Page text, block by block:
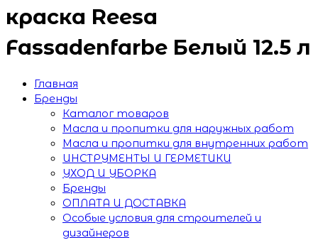
краска Reesa
Fassadenfarbe Белый 12.5 л
Главная
Бренды
Каталог товаров
Масла и пропитки для наружных работ
Масла и пропитки для внутренних работ
ИНСТРУМЕНТЫ И ГЕРМЕТИКИ
УХОД И УБОРКА
Бренды
ОПЛАТА И ДОСТАВКА
Особые условия для строителей и
дизайнеров